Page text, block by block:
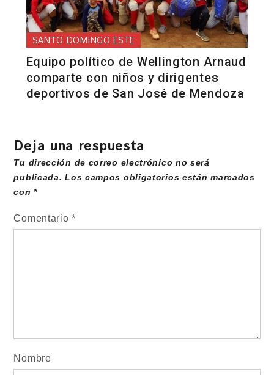
SANTO DOMINGO ESTE
Equipo político de Wellington Arnaud
comparte con niños y dirigentes
deportivos de San José de Mendoza
Deja una respuesta
Tu dirección de correo electrónico no será
publicada. Los campos obligatorios están marcados
con*
Comentario*
Nombre